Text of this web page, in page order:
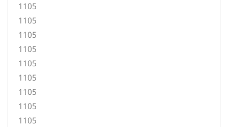
1105
1105
1105
1105
1105
1105
1105
1105
1105